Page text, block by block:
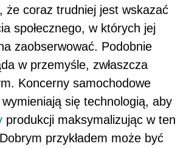
że coraz trudniej jest wskazać
społecznego, w których jej
zaobserwować. Podobnie
w przemyśle, zwłaszcza
Koncerny samochodowe
się technologią, aby
produkcji maksymalizując w ten
przykładem może być